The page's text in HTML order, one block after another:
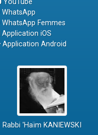
YouTube
WhatsApp
WhatsApp Femmes
Application iOS
Application Android
Rabbi 'Haïm KANIEWSKI